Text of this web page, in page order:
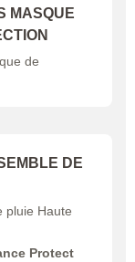
MASQUE
de
DE
pluie Haute
Protect